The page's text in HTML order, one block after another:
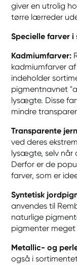
giver en utrolig
tørre lærreder
Specielle farver
Kadmiumfarver:
kadmiumfarver
indeholder
pigmentnavnet
lysægte. Disse
mindre
Transparente
ved deres
lysægte, selv når
Derfor er de
farver, som er
Syntetisk
anvendes til
naturlige
pigmenter meget
Metallic- og
også i